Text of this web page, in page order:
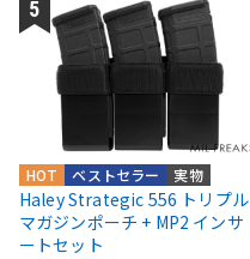
実物
ベストセラー
HOT
Haley Strategic 556 トリプル
マガジンポーチ + MP2 インサ
ートセット